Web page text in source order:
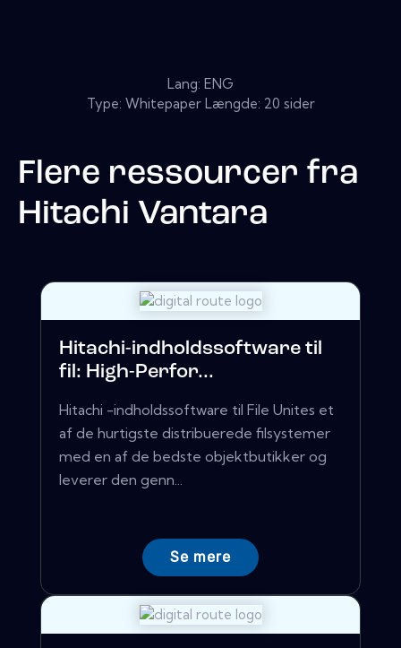
Lang: ENG
Type: Whitepaper Længde: 20 sider
Flere ressourcer fra
Hitachi Vantara
Hitachi-indholdssoftware til
fil: High-Perfor...
Hitachi -indholdssoftware til File Unites et
af de hurtigste distribuerede filsystemer
med en af ​​de bedste objektbutikker og
leverer den genn...
Se mere